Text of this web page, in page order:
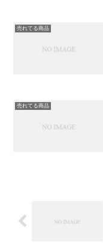
売れてる商品
売れてる商品